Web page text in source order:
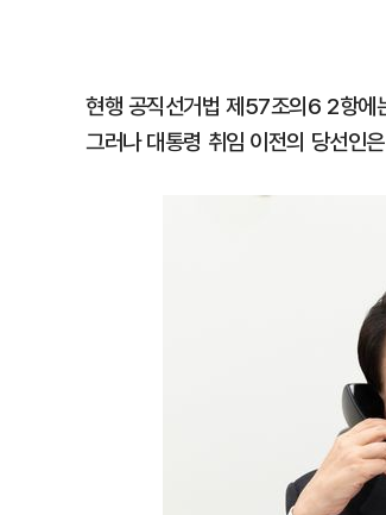
현행 공직선거법 제57조의6 2항에
그러나 대통령 취임 이전의 당선인